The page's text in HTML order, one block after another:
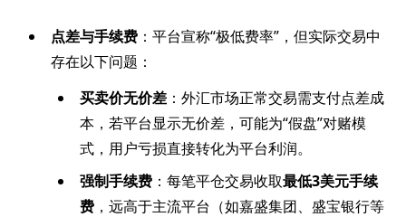
点差与手续费 ：平台宣称“极低费率”，但实际交易中
存在以下问题：
买卖价无价差 ：外汇市场正常交易需支付点差成
本，若平台显示无价差，可能为“假盘”对赌模
式，用户亏损直接转化为平台利润。
强制手续费 ：每笔平仓交易收取最低3美元手续
费 ，远高于主流平台（如嘉盛集团、盛宝银行等